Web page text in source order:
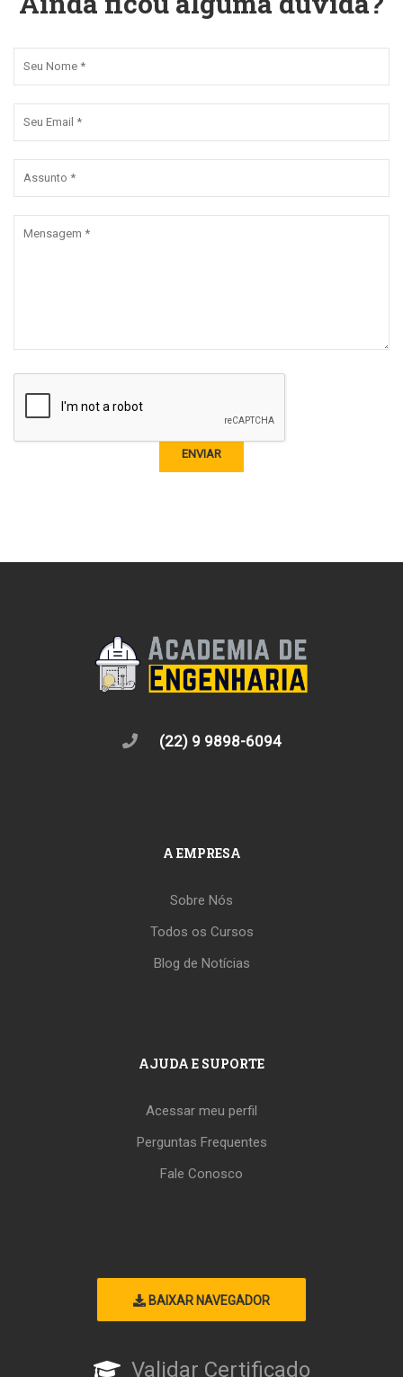
(22) 9 9898-6094
A EMPRESA
Sobre Nós
Todos os Cursos
Blog de Notícias
AJUDA E SUPORTE
Acessar meu perfil
Perguntas Frequentes
Fale Conosco
BAIXAR NAVEGADOR
Validar Certificado